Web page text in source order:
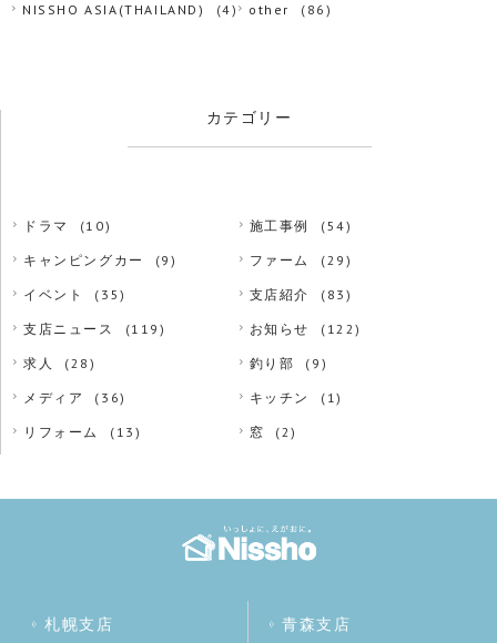
NISSHO ASIA(THAILAND) (4) other (86)
カテゴリー
ドラマ (10) 施工事例 (54)
キャンピングカー (9) ファーム (29)
イベント (35) 支店紹介 (83)
支店ニュース (119) お知らせ (122)
求人 (28) 釣り部 (9)
メディア (36) キッチン (1)
リフォーム (13) 窓 (2)
札幌支店
青森支店